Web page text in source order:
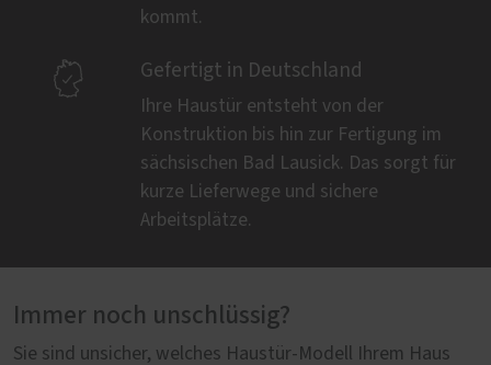
kommt.
 Gefertigt in Deutschland
Ihre Haustür entsteht von der
Konstruktion bis hin zur Fertigung im
sächsischen Bad Lausick. Das sorgt für
kurze Lieferwege und sichere
Arbeitsplätze.
Immer noch unschlüssig?
Sie sind unsicher, welches Haustür-Modell Ihrem Haus